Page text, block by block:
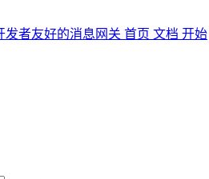
发者友好的消息网关 首页 文档 开始